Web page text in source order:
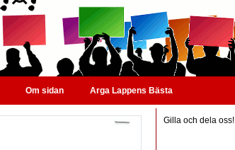
Om sidan Arga Lappens Bästa
Gilla och dela oss!